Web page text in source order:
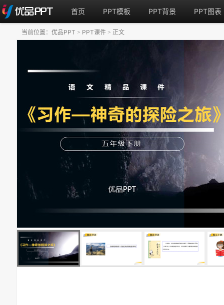
首页 PPT模板 PPT背景 PPT图表
当前位置： 优品PPT > PPT课件 > 正文